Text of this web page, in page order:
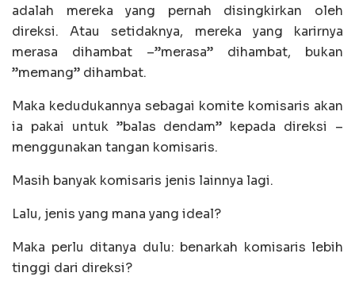
adalah mereka yang pernah disingkirkan oleh
direksi. Atau setidaknya, mereka yang karirnya
merasa dihambat –”merasa” dihambat, bukan
”memang” dihambat.
Maka kedudukannya sebagai komite komisaris akan
ia pakai untuk ”balas dendam” kepada direksi –
menggunakan tangan komisaris.
Masih banyak komisaris jenis lainnya lagi.
Lalu, jenis yang mana yang ideal?
Maka perlu ditanya dulu: benarkah komisaris lebih
tinggi dari direksi?